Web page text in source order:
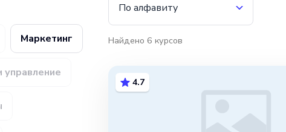
По алфавиту
Найдено 6 курсов
4.7
Маркетинг
управление